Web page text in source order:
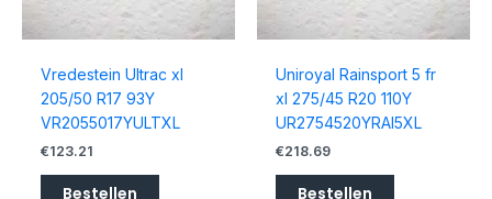
Vredestein Ultrac xl
205/50 R17 93Y
VR2055017YULTXL
€123.21
Bestellen
Uniroyal Rainsport 5 fr
xl 275/45 R20 110Y
UR2754520YRAI5XL
€218.69
Bestellen